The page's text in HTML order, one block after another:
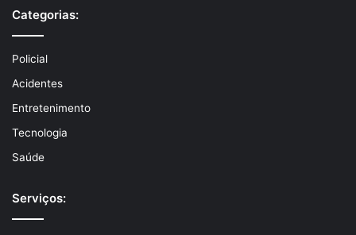
Categorias:
Policial
Acidentes
Entretenimento
Tecnologia
Saúde
Serviços: